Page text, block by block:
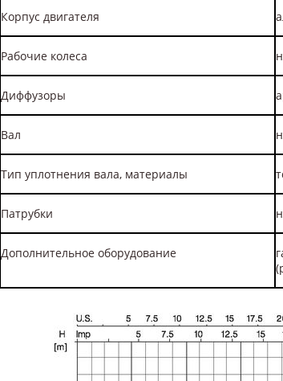
Корпус двигателя
Рабочие колеса
Диффузоры
Вал
Тип уплотнения вала, материалы
Патрубки
Дополнительное оборудование